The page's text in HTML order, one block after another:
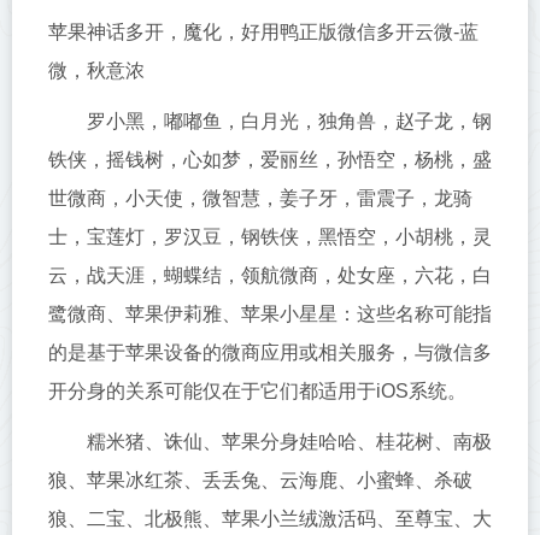
苹果神话多开，魔化，好用鸭正版微信多开云微-蓝
微，秋意浓
罗小黑，嘟嘟鱼，白月光，独角兽，赵子龙，钢
铁侠，摇钱树，心如梦，爱丽丝，孙悟空，杨桃，盛
世微商，小天使，微智慧，姜子牙，雷震子，龙骑
士，宝莲灯，罗汉豆，钢铁侠，黑悟空，小胡桃，灵
云，战天涯，蝴蝶结，领航微商，处女座，六花，白
鹭微商、苹果伊莉雅、苹果小星星：这些名称可能指
的是基于苹果设备的微商应用或相关服务，与微信多
开分身的关系可能仅在于它们都适用于iOS系统。
糯米猪、诛仙、苹果分身娃哈哈、桂花树、南极
狼、苹果冰红茶、丢丢兔、云海鹿、小蜜蜂、杀破
狼、二宝、北极熊、苹果小兰绒激活码、至尊宝、大